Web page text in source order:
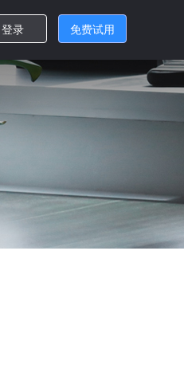
登录 免费试用
登录 免费试用